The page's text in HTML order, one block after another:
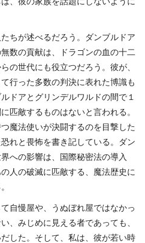
ちが述べるだろう。ダンブルドア
数の貢献は、ドラゴンの血の十二
の世代にも役立つだろう。彼が、
行った多数の判決に表れた博識も
ドアとグリンデルワルドの間で１
匹敵するものはないと言われる。
魔法使いが決闘するのを目撃した
れと畏怖を書き記している。ダン
への影響は、国際秘密法の導入
人の破滅に匹敵する、魔法歴史に
自慢屋や、うぬぼれ屋ではなかっ
、みじめに見える者であっても、
した。そして、私は、彼が若い時